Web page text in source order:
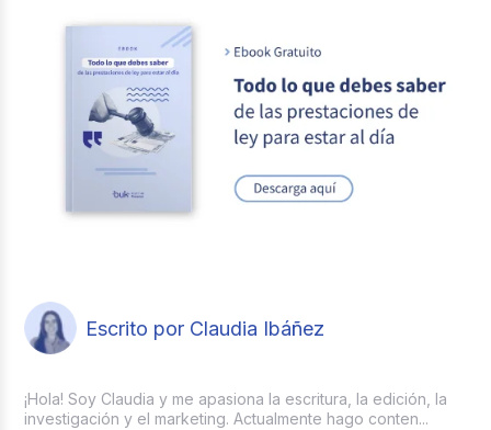
Escrito por Claudia Ibáñez
¡Hola! Soy Claudia y me apasiona la escritura, la edición, la
investigación y el marketing. Actualmente hago conten...